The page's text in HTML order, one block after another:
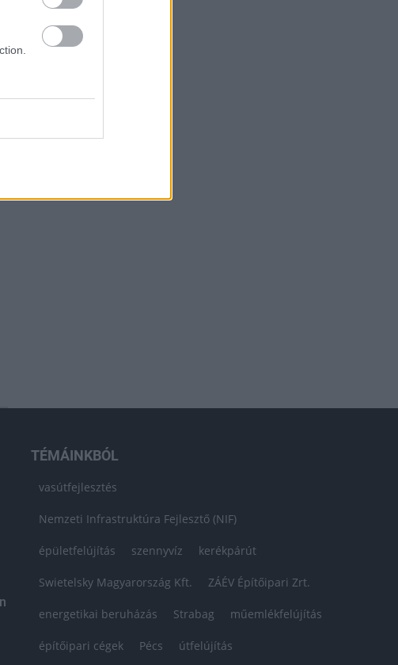
TÉMÁINKBÓL
vasútfejlesztés
Nemzeti Infrastruktúra Fejlesztő (NIF)
épületfelújítás szennyvíz kerékpárút
Swietelsky Magyarország Kft. ZÁÉV Építőipari Zrt.
energetikai beruházás Strabag műemlékfelújítás
építőipari cégek Pécs útfelújítás